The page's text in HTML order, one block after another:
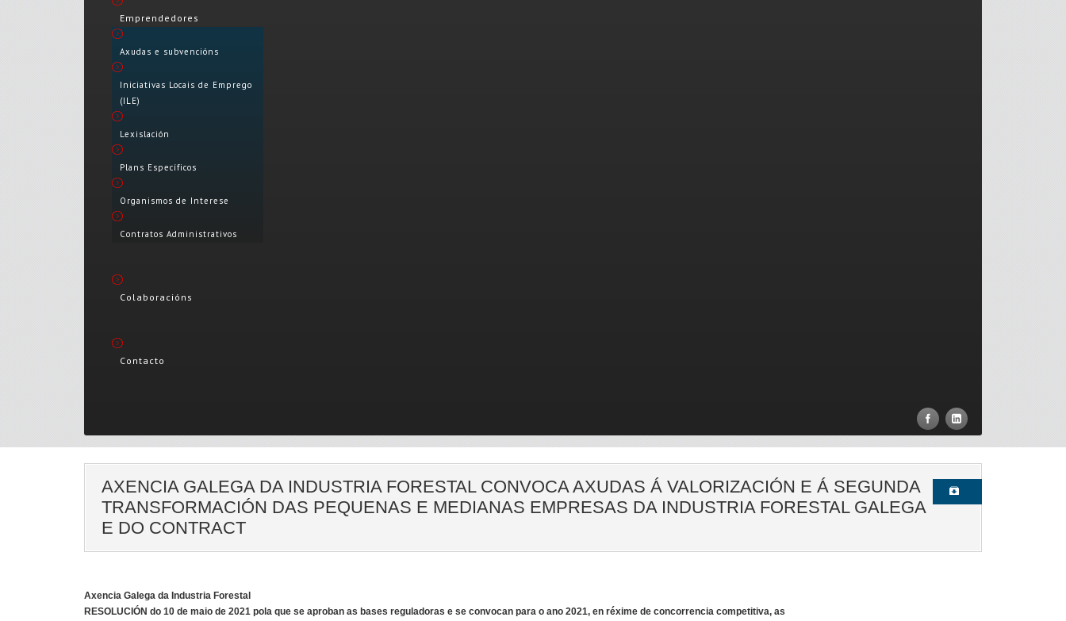
Emprendedores
Axudas e subvencións
Iniciativas Locais de Emprego
(ILE)
Lexislación
Plans Específicos
Organismos de Interese
Contratos Administrativos
Colaboracións
Contacto
AXENCIA GALEGA DA INDUSTRIA FORESTAL CONVOCA AXUDAS Á VALORIZACIÓN E Á SEGUNDA
TRANSFORMACIÓN DAS PEQUENAS E MEDIANAS EMPRESAS DA INDUSTRIA FORESTAL GALEGA
E DO CONTRACT
Axencia Galega da Industria Forestal
RESOLUCIÓN do 10 de maio de 2021 pola que se aproban as bases reguladoras e se convocan para o ano 2021, en réxime de concorrencia competitiva, as